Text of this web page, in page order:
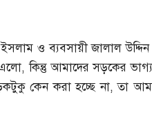
ও ব্যবসায়ী জালাল
,কিন্তু আমাদের সড়কের
কেন করা হচ্ছে না,তা